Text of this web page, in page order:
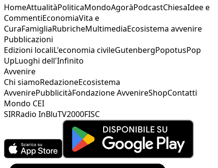
HomeAttualitàPoliticaMondoAgoràPodcastChiesaIdee e
CommentiEconomiaVita e
CuraFamigliaRubricheMultimediaEcosistema avvenire
Pubblicazioni
Edizioni localiL'economia civileGutenbergPopotusPop
UpLuoghi dell'Infinito
Avvenire
Chi siamoRedazioneEcosistema
AvvenirePubblicitàFondazione AvvenireShopContatti
Mondo CEI
SIRRadio InBluTV2000FISC